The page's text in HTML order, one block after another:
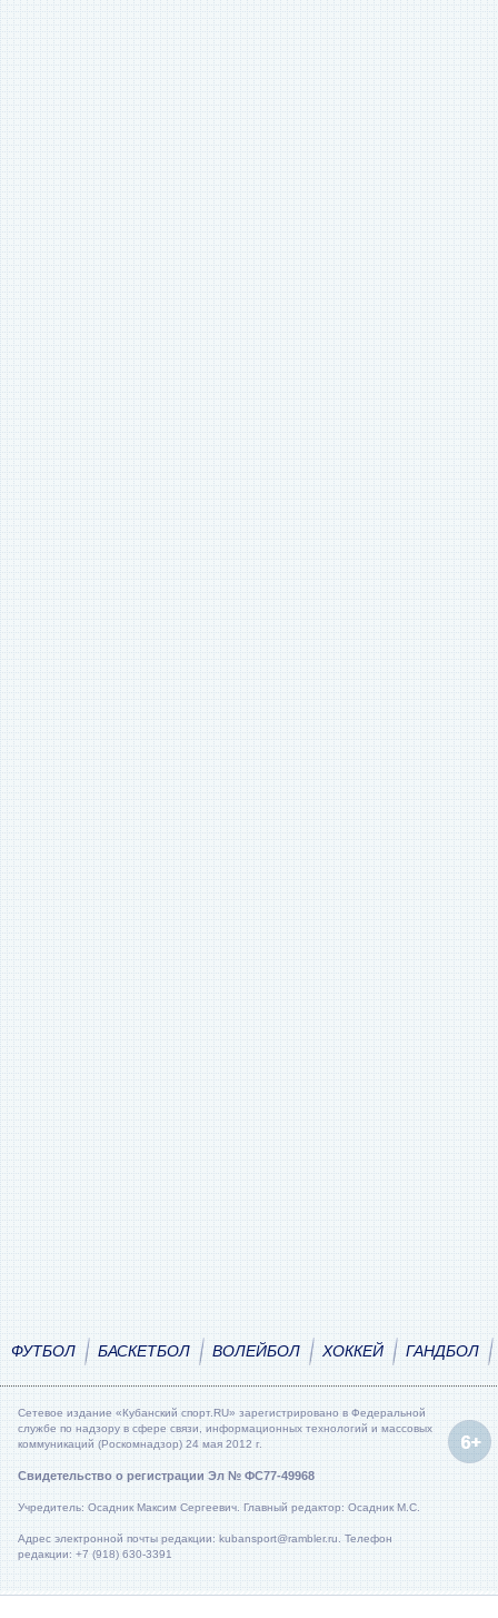
ФУТБОЛ БАСКЕТБОЛ ВОЛЕЙБОЛ ХОККЕЙ ГАНДБОЛ
Сетевое издание «Кубанский спорт.RU» зарегистрировано в Федеральной
службе по надзору в сфере связи, информационных технологий и массовых
коммуникаций (Роскомнадзор) 24 мая 2012 г.
Свидетельство о регистрации Эл № ФС77-49968
Учредитель: Осадник Максим Сергеевич. Главный редактор: Осадник М.С.
Адрес электронной почты редакции: kubansport@rambler.ru. Телефон
редакции: +7 (918) 630-3391